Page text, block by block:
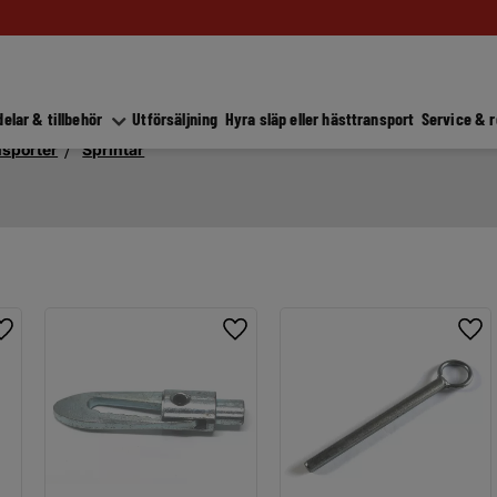
& tillbehör Utförsäljning Hyra släp eller hästtransport Service &
Sprintar
Lägg till i favoriter Lägg till i favoriter